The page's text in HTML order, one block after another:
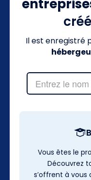
Il est enregistré
Vous êtes le
Découvrez
s’offrent à